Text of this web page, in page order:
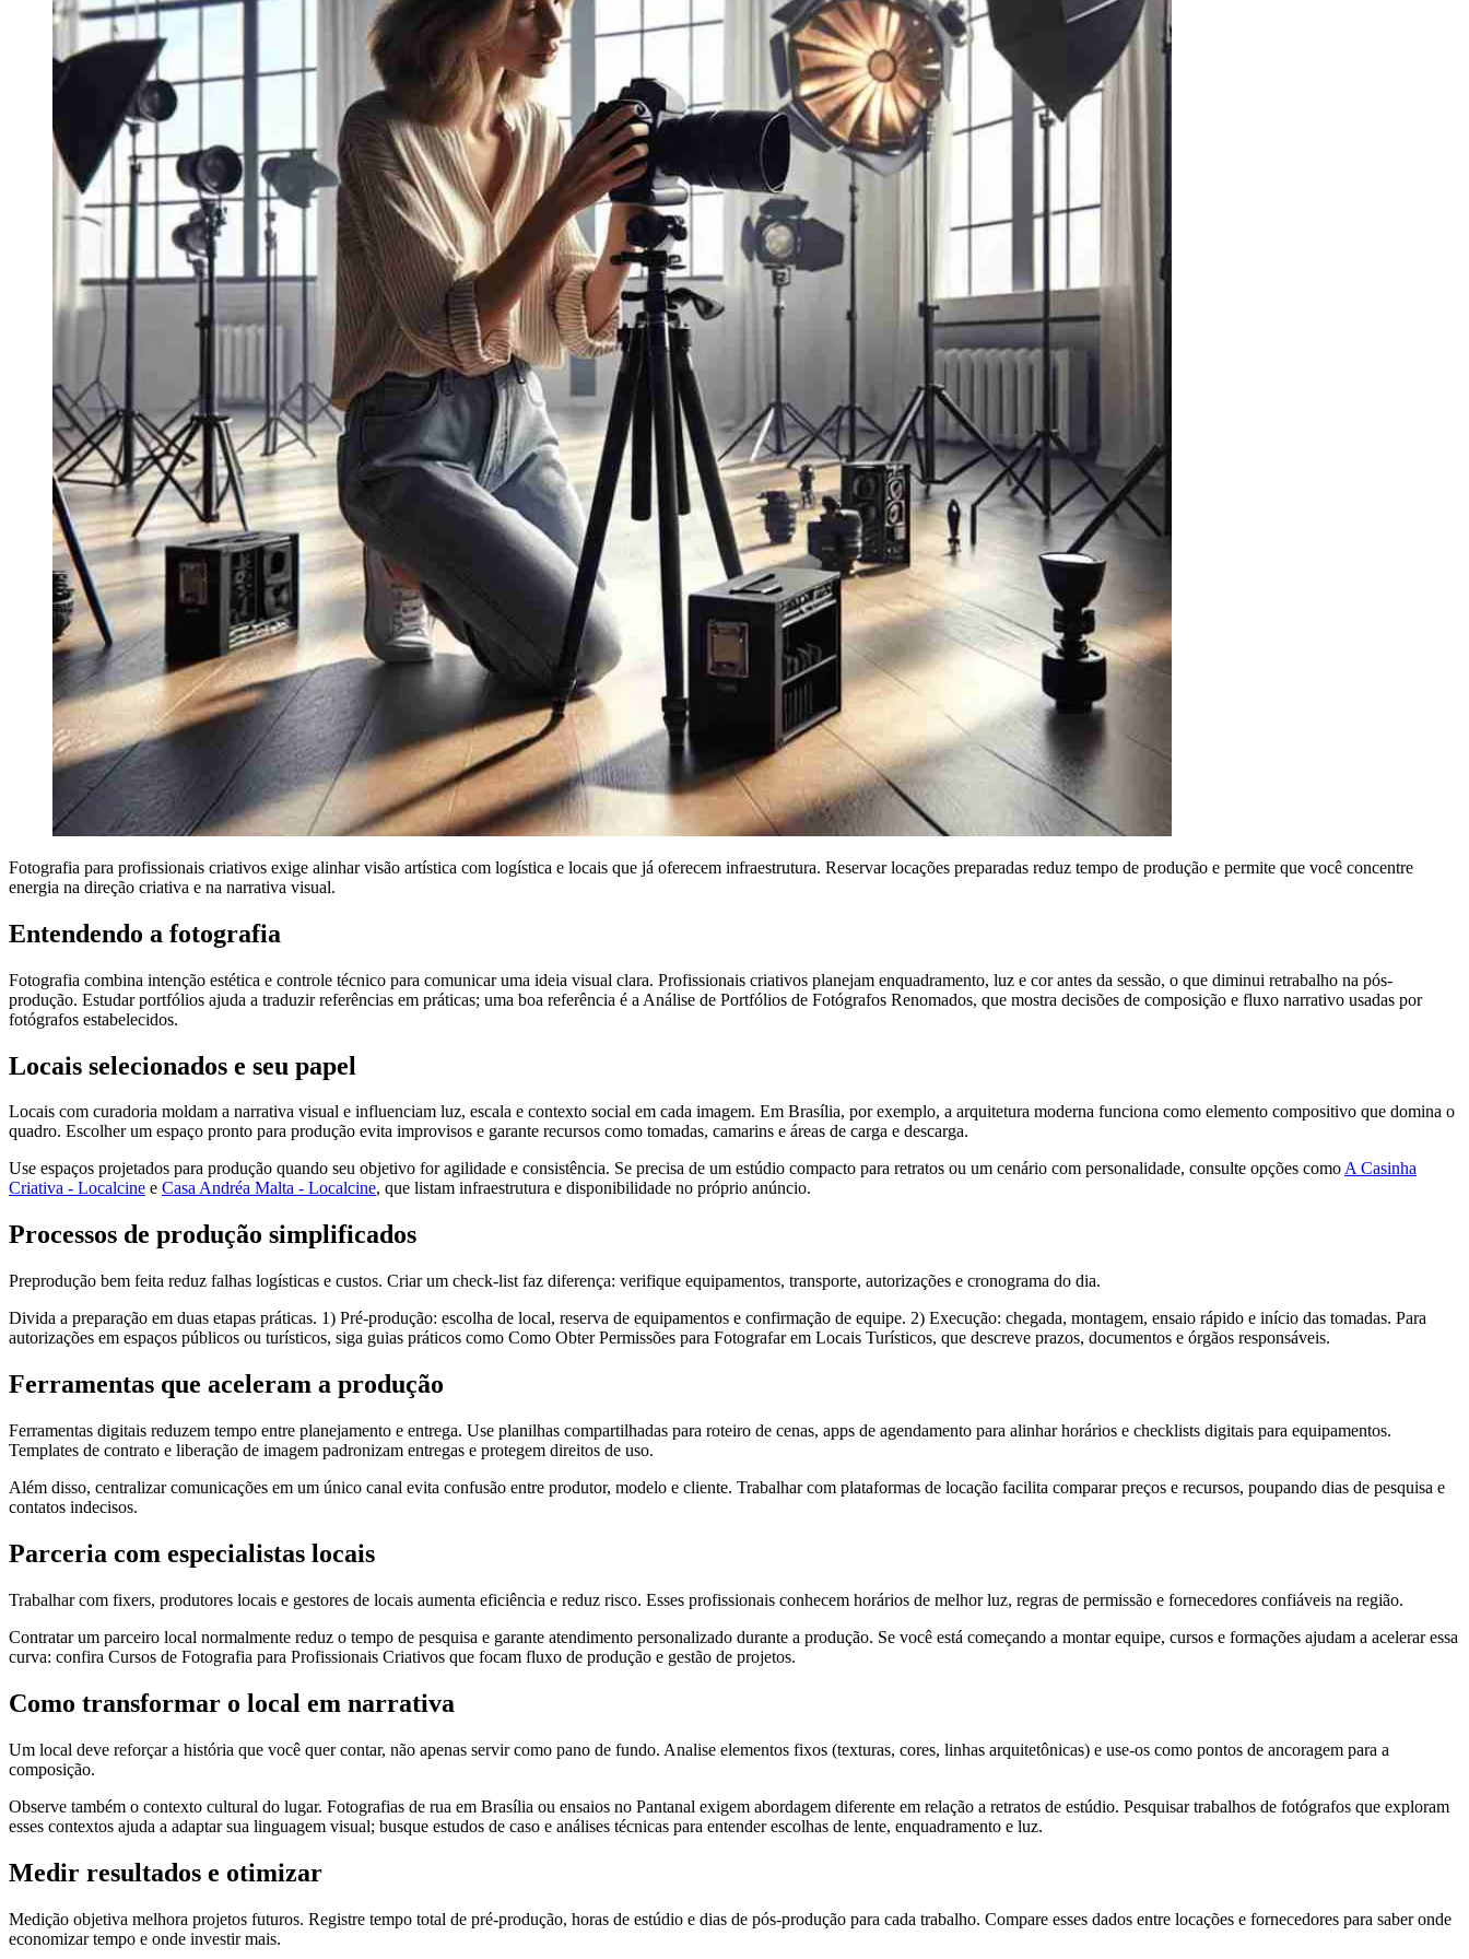
Fotografia para profissionais criativos exige alinhar visão artística com logística e locais que já oferecem infraestrutura. Reservar locações preparadas reduz tempo de produção e permite que você concentre
energia na direção criativa e na narrativa visual.
Entendendo a fotografia
Fotografia combina intenção estética e controle técnico para comunicar uma ideia visual clara. Profissionais criativos planejam enquadramento, luz e cor antes da sessão, o que diminui retrabalho na pós-
produção. Estudar portfólios ajuda a traduzir referências em práticas; uma boa referência é a Análise de Portfólios de Fotógrafos Renomados, que mostra decisões de composição e fluxo narrativo usadas por
fotógrafos estabelecidos.
Locais selecionados e seu papel
Locais com curadoria moldam a narrativa visual e influenciam luz, escala e contexto social em cada imagem. Em Brasília, por exemplo, a arquitetura moderna funciona como elemento compositivo que domina o
quadro. Escolher um espaço pronto para produção evita improvisos e garante recursos como tomadas, camarins e áreas de carga e descarga.
Use espaços projetados para produção quando seu objetivo for agilidade e consistência. Se precisa de um estúdio compacto para retratos ou um cenário com personalidade, consulte opções comoA Casinha
Criativa - Localcine e Casa Andréa Malta - Localcine, que listam infraestrutura e disponibilidade no próprio anúncio.
Processos de produção simplificados
Preprodução bem feita reduz falhas logísticas e custos. Criar um check-list faz diferença: verifique equipamentos, transporte, autorizações e cronograma do dia.
Divida a preparação em duas etapas práticas. 1) Pré-produção: escolha de local, reserva de equipamentos e confirmação de equipe. 2) Execução: chegada, montagem, ensaio rápido e início das tomadas. Para
autorizações em espaços públicos ou turísticos, siga guias práticos como Como Obter Permissões para Fotografar em Locais Turísticos, que descreve prazos, documentos e órgãos responsáveis.
Ferramentas que aceleram a produção
Ferramentas digitais reduzem tempo entre planejamento e entrega. Use planilhas compartilhadas para roteiro de cenas, apps de agendamento para alinhar horários e checklists digitais para equipamentos.
Templates de contrato e liberação de imagem padronizam entregas e protegem direitos de uso.
Além disso, centralizar comunicações em um único canal evita confusão entre produtor, modelo e cliente. Trabalhar com plataformas de locação facilita comparar preços e recursos, poupando dias de pesquisa e
contatos indecisos.
Parceria com especialistas locais
Trabalhar com fixers, produtores locais e gestores de locais aumenta eficiência e reduz risco. Esses profissionais conhecem horários de melhor luz, regras de permissão e fornecedores confiáveis na região.
Contratar um parceiro local normalmente reduz o tempo de pesquisa e garante atendimento personalizado durante a produção. Se você está começando a montar equipe, cursos e formações ajudam a acelerar essa
curva: confira Cursos de Fotografia para Profissionais Criativos que focam fluxo de produção e gestão de projetos.
Como transformar o local em narrativa
Um local deve reforçar a história que você quer contar, não apenas servir como pano de fundo. Analise elementos fixos (texturas, cores, linhas arquitetônicas) e use-os como pontos de ancoragem para a
composição.
Observe também o contexto cultural do lugar. Fotografias de rua em Brasília ou ensaios no Pantanal exigem abordagem diferente em relação a retratos de estúdio. Pesquisar trabalhos de fotógrafos que exploram
esses contextos ajuda a adaptar sua linguagem visual; busque estudos de caso e análises técnicas para entender escolhas de lente, enquadramento e luz.
Medir resultados e otimizar
Medição objetiva melhora projetos futuros. Registre tempo total de pré-produção, horas de estúdio e dias de pós-produção para cada trabalho. Compare esses dados entre locações e fornecedores para saber onde
economizar tempo e onde investir mais.